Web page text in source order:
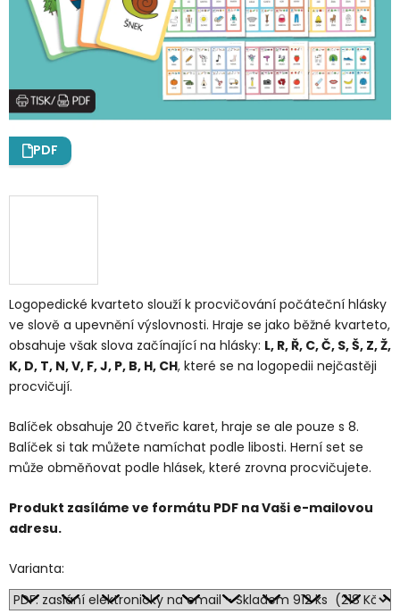
Logopedické kvarteto slouží k procvičování počáteční hlásky
ve slově a upevnění výslovnosti. Hraje se jako běžné kvarteto,
obsahuje však slova začínající na hlásky: L, R, Ř, C, Č, S, Š, Z, Ž,
K, D, T, N, V, F, J, P, B, H, CH, které se na logopedii nejčastěji
procvičují.
Balíček obsahuje 20 čtveřic karet, hraje se ale pouze s 8.
Balíček si tak můžete namíchat podle libosti. Herní set se
může obměňovat podle hlásek, které zrovna procvičujete.
Produkt zasíláme ve formátu PDF na Vaši e-mailovou
adresu.
Varianta:
PDF